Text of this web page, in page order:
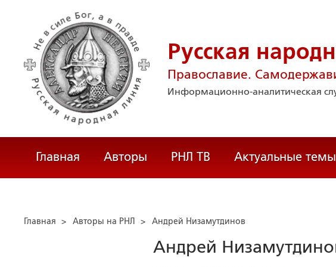
Русская
Православие.
Информационно-аналитическая
Главная Авторы РНЛ ТВ Актуальные темы
Главная > Авторы на РНЛ > Андрей Низамутдинов
Андрей